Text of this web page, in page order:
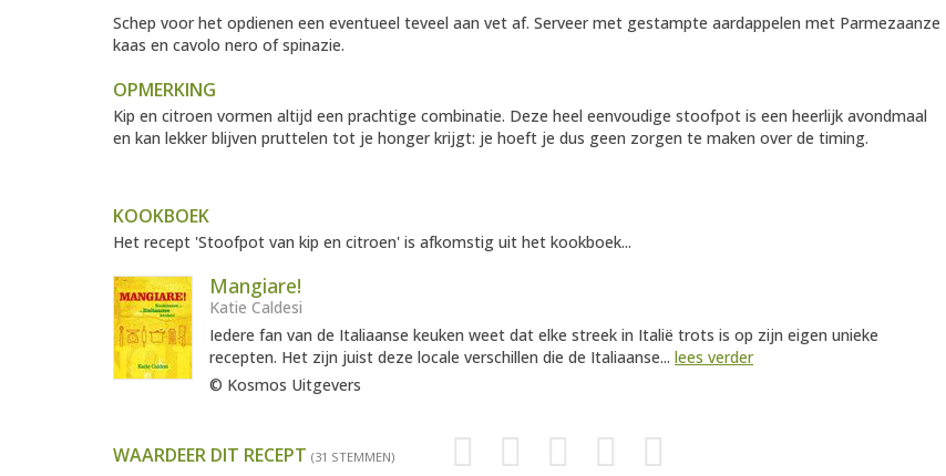
Schep voor het opdienen een eventueel teveel aan vet af. Serveer met gestampte aardappelen met Parmezaanze
kaas en cavolo nero of spinazie.
OPMERKING
Kip en citroen vormen altijd een prachtige combinatie. Deze heel eenvoudige stoofpot is een heerlijk avondmaal
en kan lekker blijven pruttelen tot je honger krijgt: je hoeft je dus geen zorgen te maken over de timing.
KOOKBOEK
Het recept 'Stoofpot van kip en citroen' is afkomstig uit het kookboek...
Mangiare!
Katie Caldesi
Iedere fan van de Italiaanse keuken weet dat elke streek in Italië trots is op zijn eigen unieke
recepten. Het zijn juist deze locale verschillen die de Italiaanse... lees verder
© Kosmos Uitgevers
WAARDEER DIT RECEPT (31 STEMMEN)